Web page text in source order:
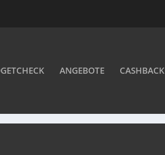
ANGEBOTE CASHBACK